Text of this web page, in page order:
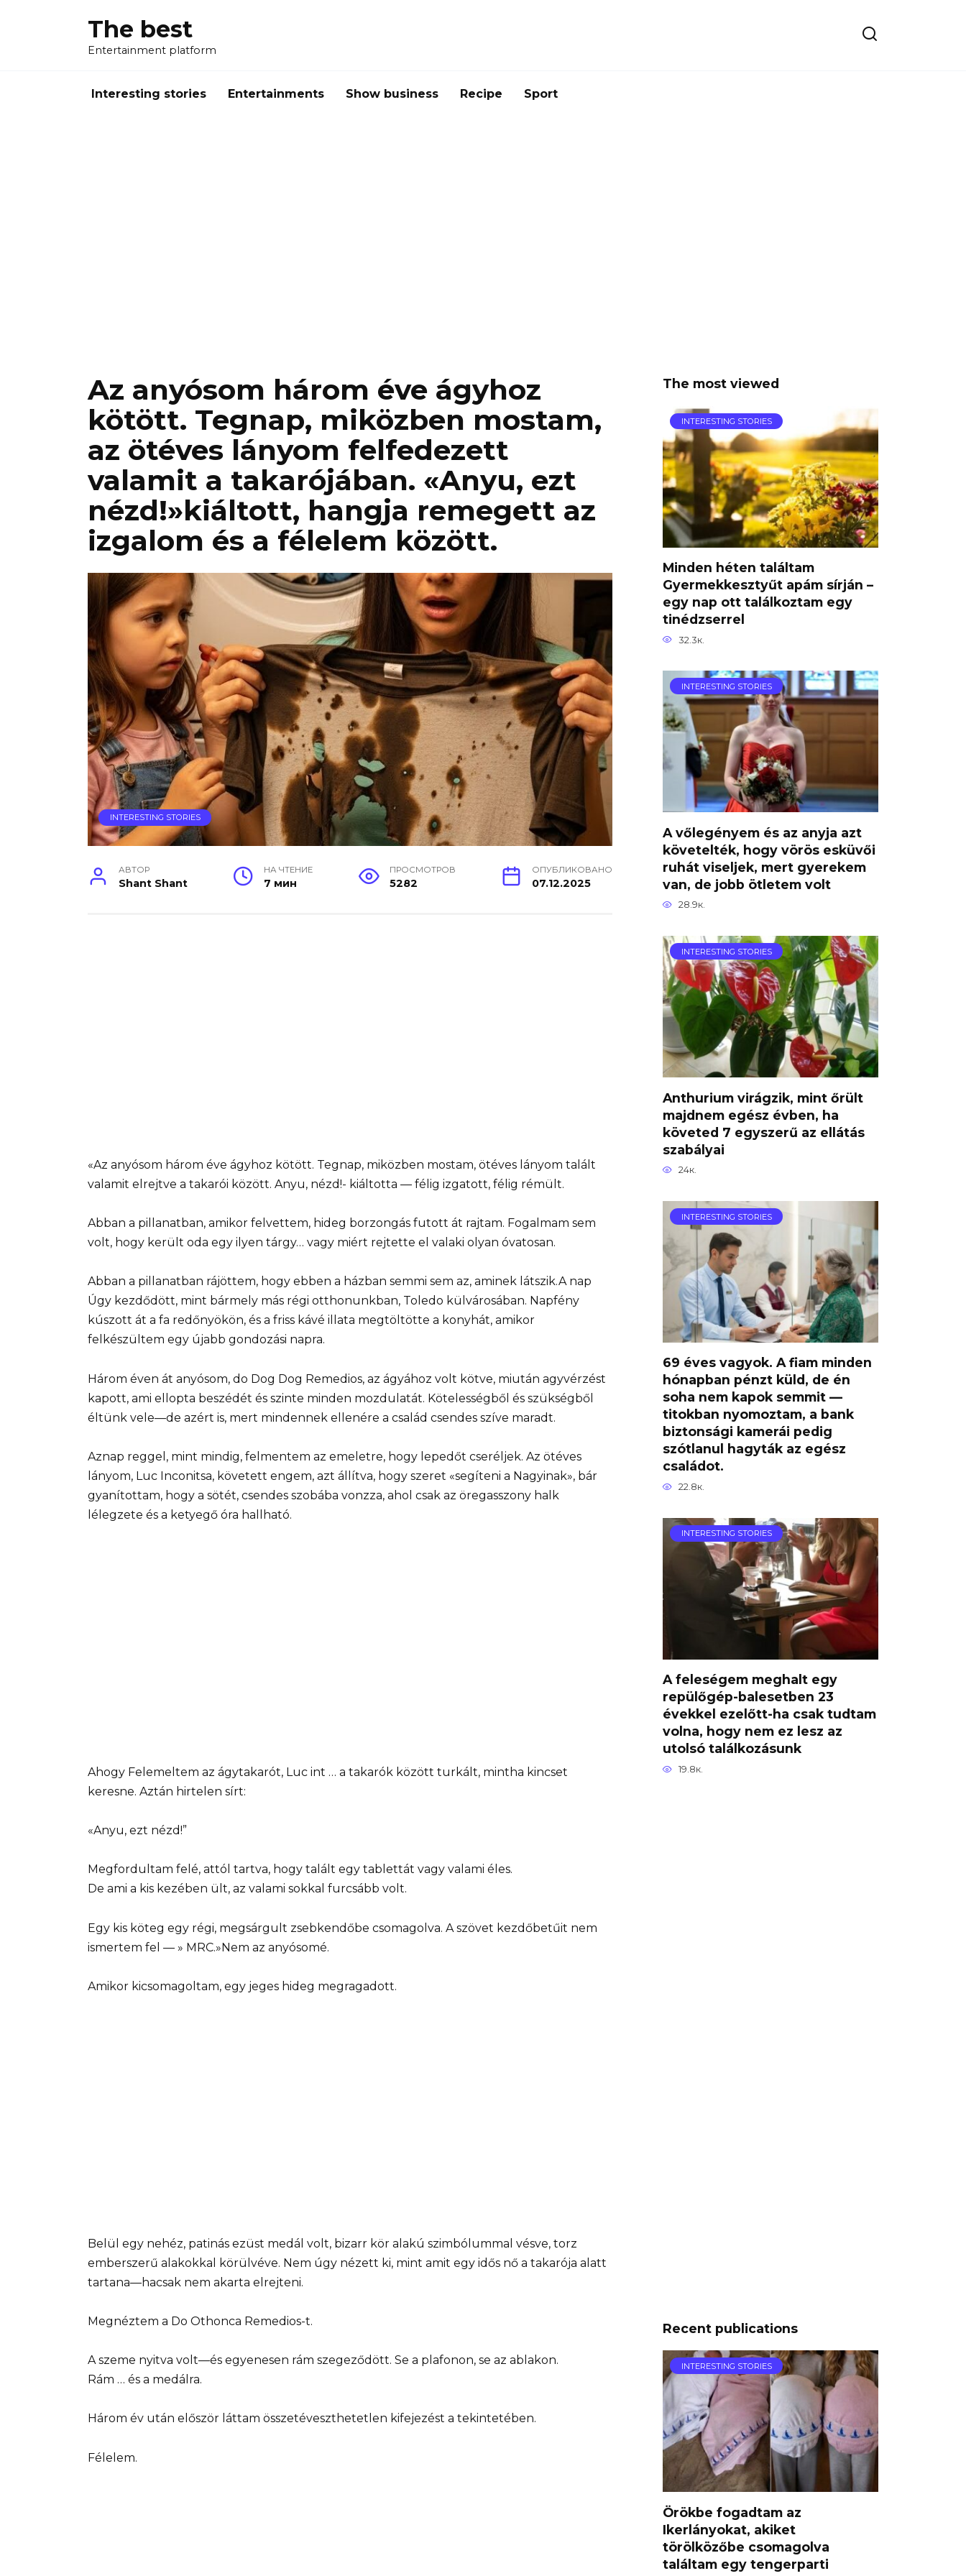
The best
Entertainment platform
Interesting stories Entertainments Show business Recipe Sport
Az anyósom három éve ágyhoz
kötött. Tegnap, miközben mostam,
az ötéves lányom felfedezett
valamit a takarójában. «Anyu, ezt
nézd!»kiáltott, hangja remegett az
izgalom és a félelem között.
INTERESTING STORIES
АВТОР
Shant Shant
НА ЧТЕНИЕ
7 мин
ПРОСМОТРОВ
5282
ОПУБЛИКОВАНО
07.12.2025
«Az anyósom három éve ágyhoz kötött. Tegnap, miközben mostam, ötéves lányom talált
valamit elrejtve a takarói között. Anyu, nézd!- kiáltotta — félig izgatott, félig rémült.
Abban a pillanatban, amikor felvettem, hideg borzongás futott át rajtam. Fogalmam sem
volt, hogy került oda egy ilyen tárgy… vagy miért rejtette el valaki olyan óvatosan.
Abban a pillanatban rájöttem, hogy ebben a házban semmi sem az, aminek látszik.A nap
Úgy kezdődött, mint bármely más régi otthonunkban, Toledo külvárosában. Napfény
kúszott át a fa redőnyökön, és a friss kávé illata megtöltötte a konyhát, amikor
felkészültem egy újabb gondozási napra.
Három éven át anyósom, do Dog Dog Remedios, az ágyához volt kötve, miután agyvérzést
kapott, ami ellopta beszédét és szinte minden mozdulatát. Kötelességből és szükségből
éltünk vele—de azért is, mert mindennek ellenére a család csendes szíve maradt.
Aznap reggel, mint mindig, felmentem az emeletre, hogy lepedőt cseréljek. Az ötéves
lányom, Luc Inconitsa, követett engem, azt állítva, hogy szeret «segíteni a Nagyinak», bár
gyanítottam, hogy a sötét, csendes szobába vonzza, ahol csak az öregasszony halk
lélegzete és a ketyegő óra hallható.
Ahogy Felemeltem az ágytakarót, Luc int … a takarók között turkált, mintha kincset
keresne. Aztán hirtelen sírt:
«Anyu, ezt nézd!”
Megfordultam felé, attól tartva, hogy talált egy tablettát vagy valami éles.
De ami a kis kezében ült, az valami sokkal furcsább volt.
Egy kis köteg egy régi, megsárgult zsebkendőbe csomagolva. A szövet kezdőbetűit nem
ismertem fel — » MRC.»Nem az anyósomé.
Amikor kicsomagoltam, egy jeges hideg megragadott.
Belül egy nehéz, patinás ezüst medál volt, bizarr kör alakú szimbólummal vésve, torz
emberszerű alakokkal körülvéve. Nem úgy nézett ki, mint amit egy idős nő a takarója alatt
tartana—hacsak nem akarta elrejteni.
Megnéztem a Do Othonca Remedios-t.
A szeme nyitva volt—és egyenesen rám szegeződött. Se a plafonon, se az ablakon.
Rám … és a medálra.
Három év után először láttam összetéveszthetetlen kifejezést a tekintetében.
Félelem.
The most viewed
INTERESTING STORIES
Minden héten találtam
Gyermekkesztyűt apám sírján –
egy nap ott találkoztam egy
tinédzserrel
32.3к.
INTERESTING STORIES
A vőlegényem és az anyja azt
követelték, hogy vörös esküvői
ruhát viseljek, mert gyerekem
van, de jobb ötletem volt
28.9к.
INTERESTING STORIES
Anthurium virágzik, mint őrült
majdnem egész évben, ha
követed 7 egyszerű az ellátás
szabályai
24к.
INTERESTING STORIES
69 éves vagyok. A fiam minden
hónapban pénzt küld, de én
soha nem kapok semmit —
titokban nyomoztam, a bank
biztonsági kamerái pedig
szótlanul hagyták az egész
családot.
22.8к.
INTERESTING STORIES
A feleségem meghalt egy
repülőgép-balesetben 23
évekkel ezelőtt-ha csak tudtam
volna, hogy nem ez lesz az
utolsó találkozásunk
19.8к.
Recent publications
INTERESTING STORIES
Örökbe fogadtam az
Ikerlányokat, akiket
törölközőbe csomagolva
találtam egy tengerparti